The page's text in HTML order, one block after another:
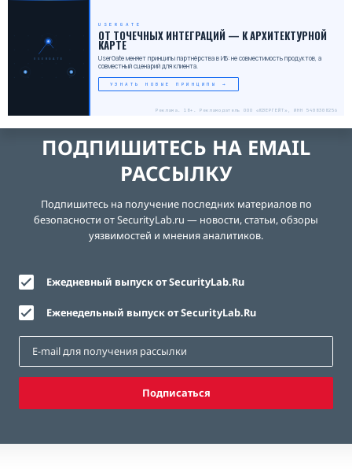
USERGATE
USERGATE
ОТ ТОЧЕЧНЫХ ИНТЕГРАЦИЙ — К АРХИТЕКТУРНОЙ
КАРТЕ
UserGate меняет принципы партнёрства в ИБ: не совместимость продуктов, а
совместный сценарий для клиента.
УЗНАТЬ НОВЫЕ ПРИНЦИПЫ →
Реклама. 18+. Рекламодатель ООО «ЮЗЕРГЕЙТ», ИНН 5408308256
ПОДПИШИТЕСЬ НА EMAIL
РАССЫЛКУ
Подпишитесь на получение последних материалов по
безопасности от SecurityLab.ru — новости, статьи, обзоры
уязвимостей и мнения аналитиков.
Ежедневный выпуск от SecurityLab.Ru
Еженедельный выпуск от SecurityLab.Ru
Подписаться